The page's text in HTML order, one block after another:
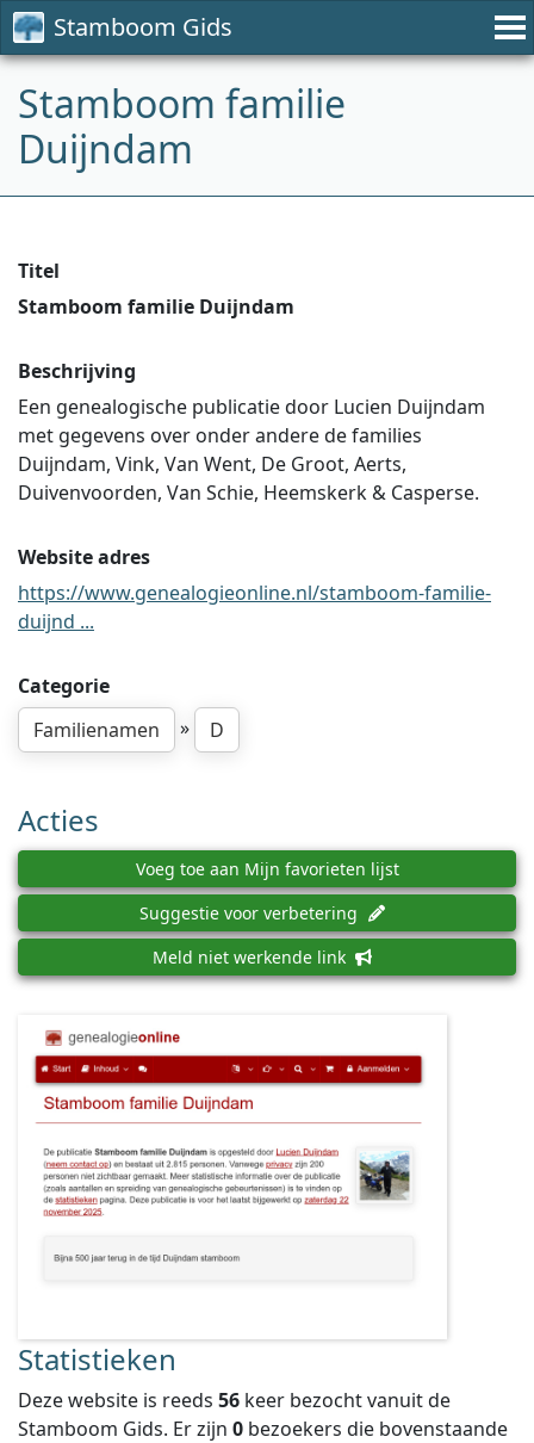
Stamboom Gids
Stamboom familie
Duijndam
Titel
Stamboom familie Duijndam
Beschrijving
Een genealogische publicatie door Lucien Duijndam
met gegevens over onder andere de families
Duijndam, Vink, Van Went, De Groot, Aerts,
Duivenvoorden, Van Schie, Heemskerk & Casperse.
Website adres
https://www.genealogieonline.nl/stamboom-familie-
duijnd ...
Categorie
Familienamen
» D
Acties
Voeg toe aan Mijn favorieten lijst
Suggestie voor verbetering
Meld niet werkende link
Statistieken
Deze website is reeds 56 keer bezocht vanuit de
Stamboom Gids. Er zijn 0 bezoekers die bovenstaande